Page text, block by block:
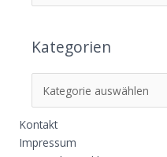
Kategorien
Kontakt
Impressum